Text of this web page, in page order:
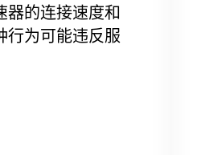
器的连接速度和
行为可能违反服